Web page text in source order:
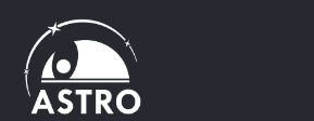
Saltar
al
contenido